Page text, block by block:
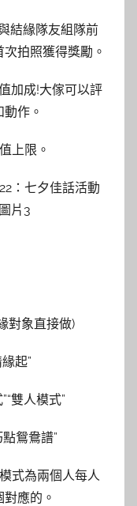
結緣隊友組隊前
拍照獲得獎勵。
加成!大傢可以評
作。
上限。
對象直接做)
起”
雙人模式”
鴛鴦譜”
式為兩個人每人
應的。